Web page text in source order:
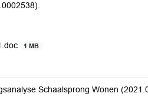
1 MB
Schaalsprong Wonen